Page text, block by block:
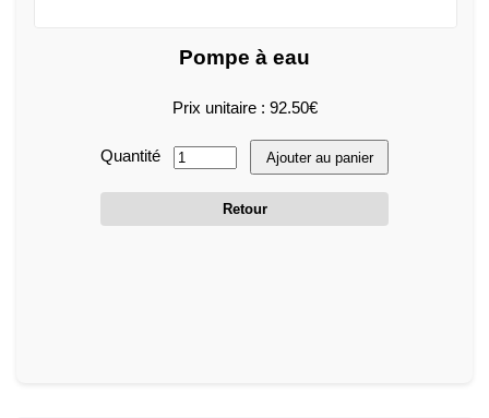
Pompe à eau
Prix unitaire : 92.50€
Quantité Ajouter au panier
Retour